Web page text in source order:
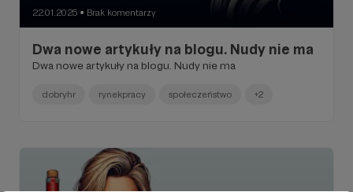
22.01.2025 ● Brak komentarzy
Dwa nowe artykuły na blogu. Nudy nie ma
Dwa nowe artykuły na blogu. Nudy nie ma
dobryhr rynekpracy społeczeństwo +2